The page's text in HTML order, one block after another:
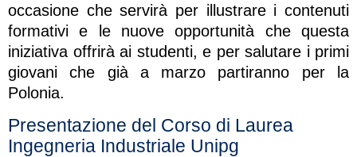
occasione che servirà per illustrare i contenuti
formativi e le nuove opportunità che questa
iniziativa offrirà ai studenti, e per salutare i primi
giovani che già a marzo partiranno per la
Polonia.
Presentazione del Corso di Laurea
Ingegneria Industriale Unipg